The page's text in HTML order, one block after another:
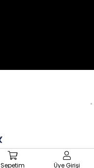
Sepetim Üye Girişi